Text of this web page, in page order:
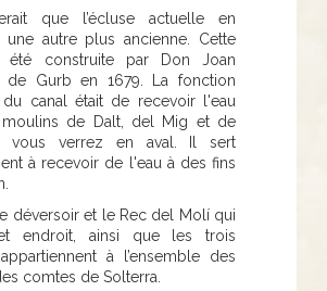
que l’écluse actuelle en
une autre plus ancienne. Cette
été construite par Don Joan
de Gurb en 1679. La fonction
du canal était de recevoir l'eau
de Dalt, del Mig et de
vous verrez en aval. Il sert
à recevoir de l'eau à des fins
le déversoir et le Rec del Molí qui
endroit, ainsi que les trois
à l’ensemble des
comtes de Solterra.